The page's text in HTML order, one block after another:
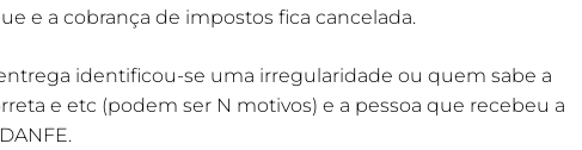
e a cobrança de impostos fica cancelada.
identificou-se uma irregularidade ou quem sabe a
e etc (podem ser N motivos) e a pessoa que recebeu a